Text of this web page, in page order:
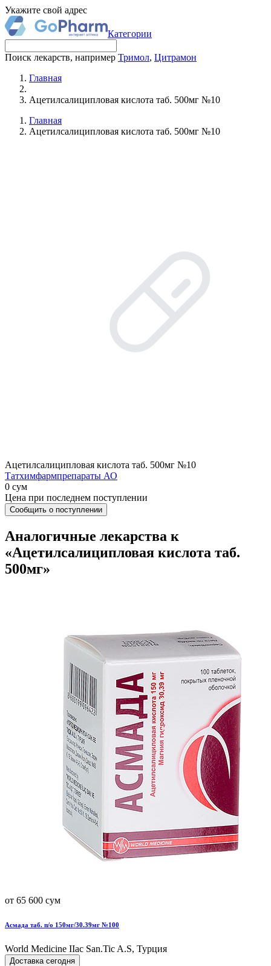
Укажите свой адрес
Категории
Поиск лекарств, например Тримол, Цитрамон
Главная
Ацетилсалиципловая кислота таб. 500мг №10
Главная
Ацетилсалиципловая кислота таб. 500мг №10
Ацетилсалиципловая кислота таб. 500мг №10
Татхимфармпрепараты АО
0 сум
Цена при последнем поступлении
Сообщить о поступлении
Аналогичные лекарства к
«Ацетилсалиципловая кислота таб.
500мг»
от 65 600 сум
Асмада таб. п/о 150мг/30.39мг №100
World Мedicine IIac San.Tic A.S, Турция
Доставка сегодня